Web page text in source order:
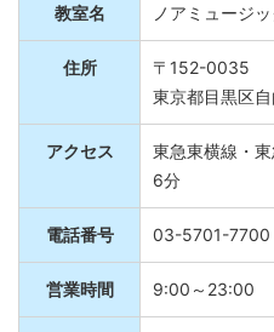
教室名 ノアミュージ
住所
〒152-0035
東京都目黒区
アクセス
東急東横線・
6分
電話番号 03-5701-7700
営業時間 9:00～23:00